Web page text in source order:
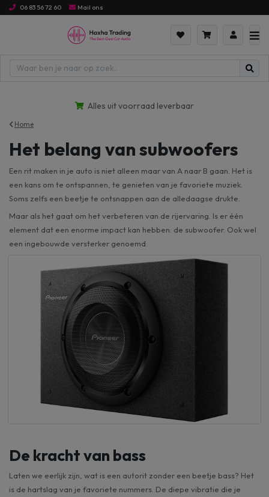
06 83 56 72 60 Mail ons
Alles uit voorraad leverbaar
Home
Het belang van subwoofers
Een rit maken in je auto is niet alleen maar van A naar B gaan. Het is
een kans om te ontspannen, te genieten van je favoriete muziek.
Soms zelfs een beetje te ontsnappen aan de alledaagse drukte.
Maar als het gaat om het verbeteren van de rijervaring. Is er één
element dat een enorme impact kan hebben: de subwoofer. Ook wel
een ingebouwde versterker genoemd.
De kracht van bass
Laten we eerlijk zijn, wat is een autorit zonder een beetje bass? Het
is de hartslag van je favoriete nummers. De diepe vibratie die je